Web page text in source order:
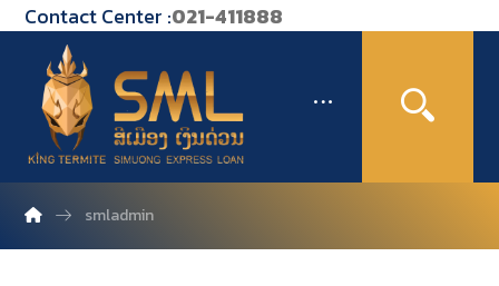
Contact Center :021-411888
smladmin